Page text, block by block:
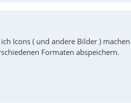
Icons ( und andere Bilder )
Formaten abspeichern.